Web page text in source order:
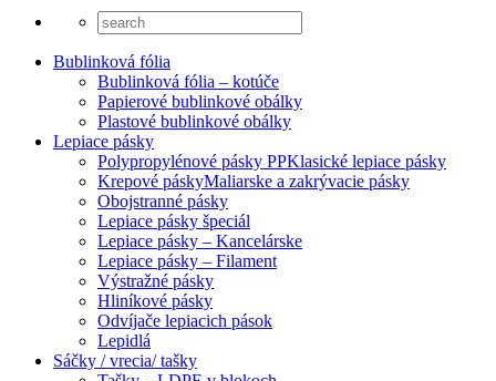
Bublinková fólia
Bublinková fólia – kotúče
Papierové bublinkové obálky
Plastové bublinkové obálky
Lepiace pásky
Polypropylénové pásky PPKlasické lepiace pásky
Krepové páskyMaliarske a zakrývacie pásky
Obojstranné pásky
Lepiace pásky špeciál
Lepiace pásky – Kancelárske
Lepiace pásky – Filament
Výstražné pásky
Hliníkové pásky
Odvíjače lepiacich pások
Lepidlá
Sáčky / vrecia/ tašky